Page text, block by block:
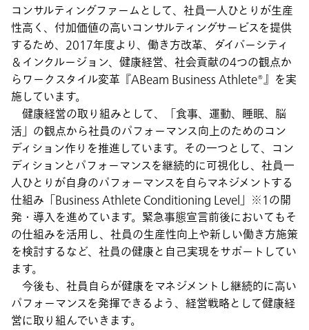
コンサルティングファームとして、社員一人ひとりが生産
性高く、付加価値の高いコンサルティングサービスを提供
するため、2017年度より、働き方改革、ダイバーシティ
＆インクルージョン、健康経営、社会貢献の4つの観点か
らワークスタイル変革『ABeam Business Athlete®』を実
施しています。
健康経営の取り組みとして、「食事、運動、睡眠、脳
活」の観点から社員のパフォーマンス向上のためのコン
ディション作りを推進しています。その一つとして、コン
ディションとパフォーマンスを継続的に可視化し、社員一
人ひとりが自身のパフォーマンスを自らマネジメントする
仕組み「Business Athlete Conditioning Level」※1の開
発・導入を進めています。緊急事態宣言前後においてもそ
の仕組みを活用し、社員の生産性向上や新しい働き方施策
を検討するなど、社員の健康と自己実現をサポートしてい
ます。
今後も、社員自らが健康をマネジメントし継続的に高い
パフォーマンスを発揮できるよう、経営戦略として健康経
営に取り組んでいきます。